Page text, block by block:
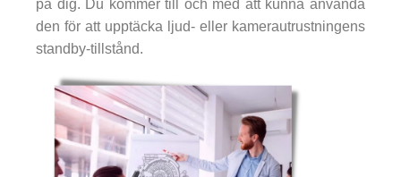
på dig. Du kommer till och med att kunna använda
den för att upptäcka ljud- eller kamerautrustningens
standby-tillstånd.